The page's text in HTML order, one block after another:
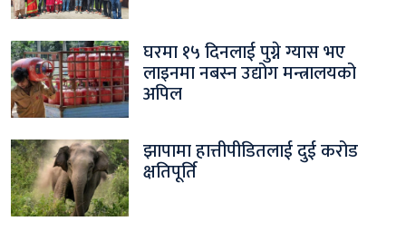
घरमा १५ दिनलाई पुग्ने ग्यास भए
लाइनमा नबस्न उद्योग मन्त्रालयको
अपिल
झापामा हात्तीपीडितलाई दुई करोड
क्षतिपूर्ति